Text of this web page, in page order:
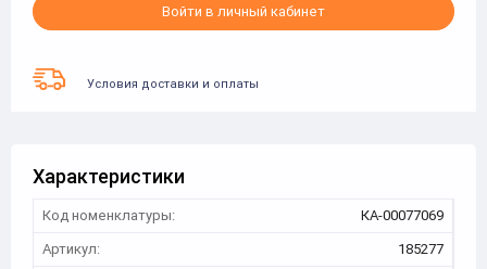
Войти в личный кабинет
Условия доставки и оплаты
Характеристики
Код номенклатуры:
КА-00077069
Артикул:
185277